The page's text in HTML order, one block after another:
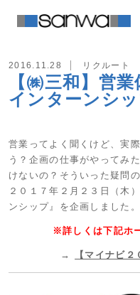
2016.11.28 リクルート
【㈱三和】営
インターンシ
営業ってよく聞くけど、実
う？企画の仕事がやってみ
けないの？そういった疑問
２０１７年２月２３日（木
ンシップ』を企画しました。
※詳しくは下記ホ
→ 【マイナビ